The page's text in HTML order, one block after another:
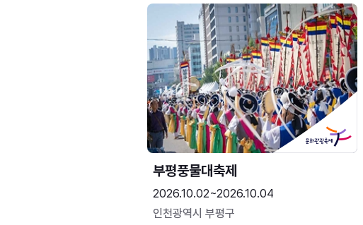
부평풍물대축제
2026.10.02~2026.10.04
인천광역시 부평구